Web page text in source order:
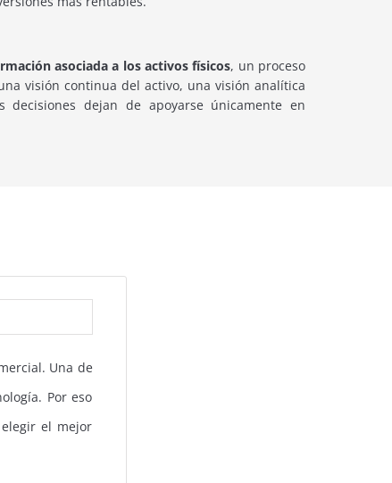
asociada a los activos físicos, un proceso
visión continua del activo, una visión analítica
decisiones dejan de apoyarse únicamente en
Una de
Por eso
el mejor